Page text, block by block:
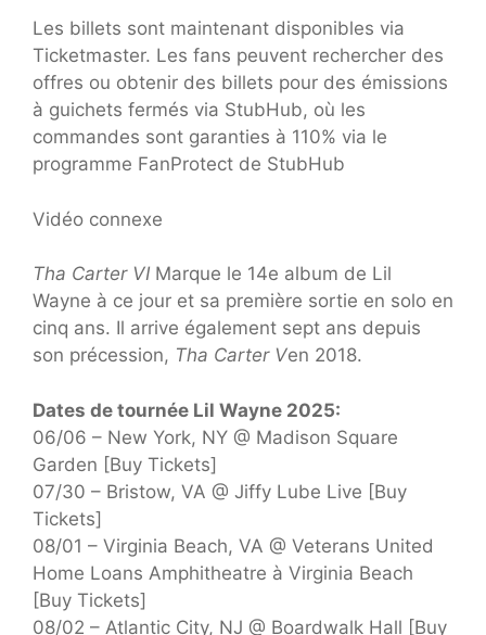
Les billets sont maintenant disponibles via
Ticketmaster. Les fans peuvent rechercher des
offres ou obtenir des billets pour des émissions
à guichets fermés via StubHub, où les
commandes sont garanties à 110% via le
programme FanProtect de StubHub
Vidéo connexe
Tha Carter VI Marque le 14e album de Lil
Wayne à ce jour et sa première sortie en solo en
cinq ans. Il arrive également sept ans depuis
son précession, Tha Carter Ven 2018.
Dates de tournée Lil Wayne 2025:
06/06 – New York, NY @ Madison Square
Garden [Buy Tickets]
07/30 – Bristow, VA @ Jiffy Lube Live [Buy
Tickets]
08/01 – Virginia Beach, VA @ Veterans United
Home Loans Amphitheatre à Virginia Beach
[Buy Tickets]
08/02 – Atlantic City, NJ @ Boardwalk Hall [Buy